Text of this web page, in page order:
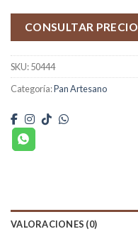
CONSULTAR PRECIO
SKU:50444
Categoría:Pan Artesano
VALORACIONES (0)